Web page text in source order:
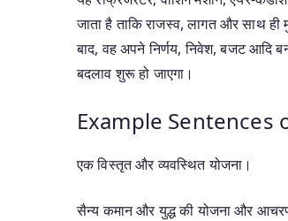
जाता है ताकि राजस्व, लागत और साथ
बाद, वह अपने निर्णय, निवेश, बजट आदि
बदलाव शुरू हो जाएगा।
Example
एक विस्तृत और व्यवस्थित योजना।
सैन्य कमान और युद्ध की योजना और